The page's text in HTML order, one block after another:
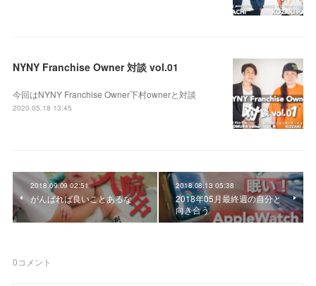
NYNY Franchise Owner 対談 vol.01
今回はNYNY Franchise Owner下村ownerと対談
2020.05.18 13:45
2018.09.09 02:51
がんばれば良いことあるな
2018.08.13 05:38
2018年05月最終週の自分と
向き合う
0コメント